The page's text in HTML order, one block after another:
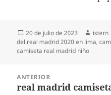
Publicado
el
20 de julio de 2023 Autor
istern
del real madrid 2020 en lima,
camiseta real madrid niño
ANTERIOR
Entrada
real madrid